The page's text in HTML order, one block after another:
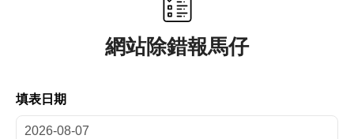
網站除錯報馬仔
填表日期